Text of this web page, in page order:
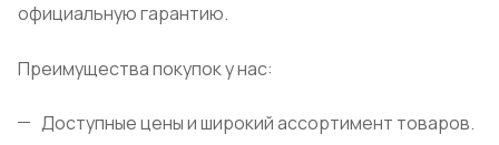
официальную гарантию.
Преимущества покупок у нас:
Доступные цены и широкий ассортимент товаров.